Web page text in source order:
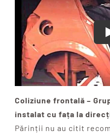
Coliziune frontală –
instalat cu fața la
Părinții nu au citit